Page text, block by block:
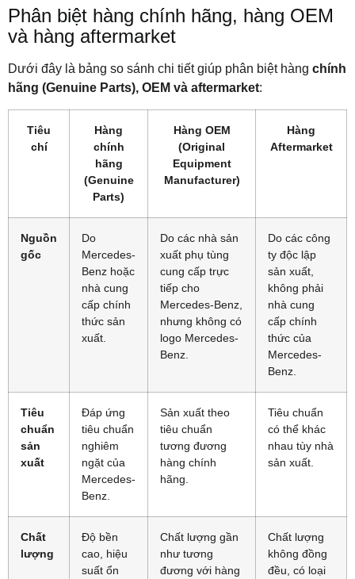
Phân biệt hàng chính hãng, hàng OEM
và hàng aftermarket
Dưới đây là bảng so sánh chi tiết giúp phân biệt hàng chính
hãng (Genuine Parts), OEM và aftermarket:
Tiêu
chí
Hàng
chính
hãng
(Genuine
Parts)
Hàng OEM
(Original
Equipment
Manufacturer)
Hàng
Aftermarket
Nguồn
gốc
Do
Mercedes-
Benz hoặc
nhà cung
cấp chính
thức sản
xuất.
Do các nhà sản
xuất phụ tùng
cung cấp trực
tiếp cho
Mercedes-Benz,
nhưng không có
logo Mercedes-
Benz.
Do các công
ty độc lập
sản xuất,
không phải
nhà cung
cấp chính
thức của
Mercedes-
Benz.
Tiêu
chuẩn
sản
xuất
Đáp ứng
tiêu chuẩn
nghiêm
ngặt của
Mercedes-
Benz.
Sản xuất theo
tiêu chuẩn
tương đương
hàng chính
hãng.
Tiêu chuẩn
có thể khác
nhau tùy nhà
sản xuất.
Chất
lượng
Độ bền
cao, hiệu
suất ổn
Chất lượng gần
như tương
đương với hàng
Chất lượng
không đồng
đều, có loại